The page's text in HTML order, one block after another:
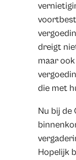
dreigt
maar
die met
Nu bij de
Hopelijk